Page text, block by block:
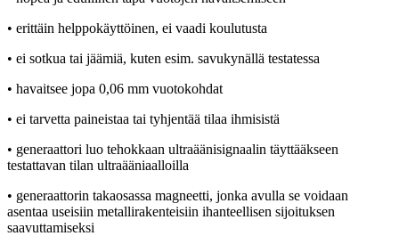
• erittäin helppokäyttöinen, ei vaadi koulutusta
• ei sotkua tai jäämiä, kuten esim. savukynällä testatessa
• havaitsee jopa 0,06 mm vuotokohdat
• ei tarvetta paineistaa tai tyhjentää tilaa ihmisistä
• generaattori luo tehokkaan ultraäänisignaalin täyttääkseen
testattavan tilan ultraääniaalloilla
• generaattorin takaosassa magneetti, jonka avulla se voidaan
asentaa useisiin metallirakenteisiin ihanteellisen sijoituksen
saavuttamiseksi